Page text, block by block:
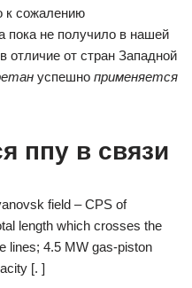
к сожалению
пока не получило в нашей
отличие от стран Западной
успешно применяется
ппу в связи
field – CPS of
length which crosses the
lines; 4.5 MW gas-piston
[. ]